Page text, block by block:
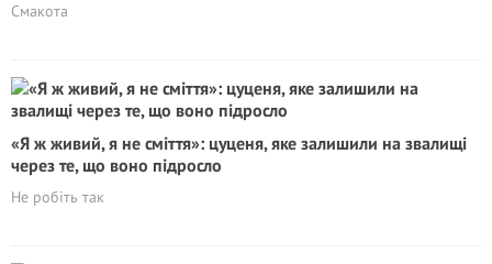
Смакота
«Я ж живий, я не сміття»: цуценя, яке залишили на звалищі
через те, що воно підросло
Не робіть так